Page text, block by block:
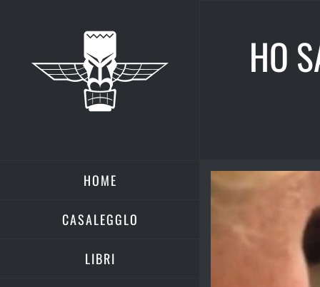
HOME
CASALEGGLO
LIBRI
HO
Ingrandisci